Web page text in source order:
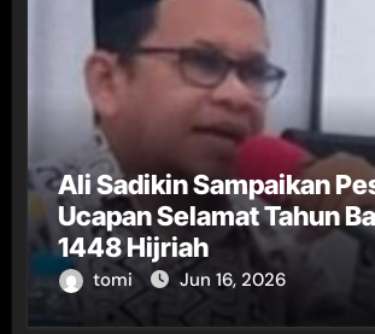
Ali Sadikin Sampaikan
Ucapan Selamat Tahun
1448 Hijriah
tomi Jun 16, 2026